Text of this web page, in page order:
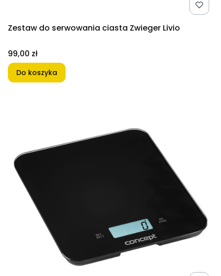
Zestaw do serwowania ciasta Zwieger Livio
Cena
99,00 zł
Do koszyka